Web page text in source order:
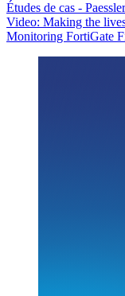
Études de cas - Paessler
Video: Making the
Monitoring FortiGate